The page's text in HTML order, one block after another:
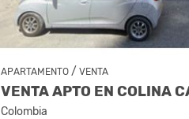
APARTAMENTO / VENTA
Colombia